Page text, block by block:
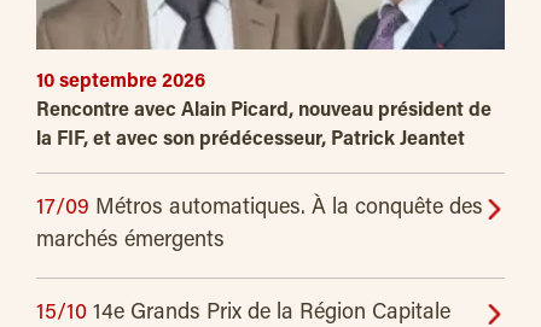
10 septembre 2026
Rencontre avec Alain Picard, nouveau président de
la FIF, et avec son prédécesseur, Patrick Jeantet
17/09 Métros automatiques. À la conquête des
marchés émergents
15/10 14e Grands Prix de la Région Capitale